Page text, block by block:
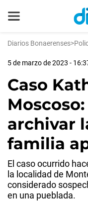
Diarios Bonaerenses>
5 de marzo de 2023 -
Caso
archivar
familia
El caso ocurrido
la localidad de
considerado
en una pueblada.